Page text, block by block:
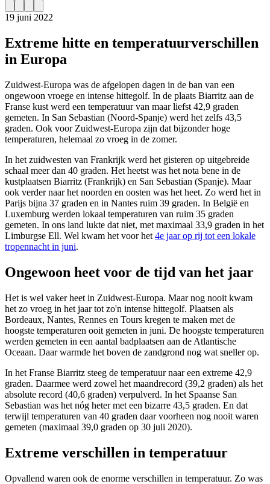
19 juni 2022
Extreme hitte en temperatuurverschillen
in Europa
Zuidwest-Europa was de afgelopen dagen in de ban van een
ongewoon vroege en intense hittegolf. In de plaats Biarritz aan de
Franse kust werd een temperatuur van maar liefst 42,9 graden
gemeten. In San Sebastian (Noord-Spanje) werd het zelfs 43,5
graden. Ook voor Zuidwest-Europa zijn dat bijzonder hoge
temperaturen, helemaal zo vroeg in de zomer.
In het zuidwesten van Frankrijk werd het gisteren op uitgebreide
schaal meer dan 40 graden. Het heetst was het nota bene in de
kustplaatsen Biarritz (Frankrijk) en San Sebastian (Spanje). Maar
ook verder naar het noorden en oosten was het heet. Zo werd het in
Parijs bijna 37 graden en in Nantes ruim 39 graden. In België en
Luxemburg werden lokaal temperaturen van ruim 35 graden
gemeten. In ons land lukte dat niet, met maximaal 33,9 graden in het
Limburgse Ell. Wel kwam het voor het 4e jaar op rij tot een lokale
tropennacht in juni.
Ongewoon heet voor de tijd van het jaar
Het is wel vaker heet in Zuidwest-Europa. Maar nog nooit kwam
het zo vroeg in het jaar tot zo'n intense hittegolf. Plaatsen als
Bordeaux, Nantes, Rennes en Tours kregen te maken met de
hoogste temperaturen ooit gemeten in juni. De hoogste temperaturen
werden gemeten in een aantal badplaatsen aan de Atlantische
Oceaan. Daar warmde het boven de zandgrond nog wat sneller op.
In het Franse Biarritz steeg de temperatuur naar een extreme 42,9
graden. Daarmee werd zowel het maandrecord (39,2 graden) als het
absolute record (40,6 graden) verpulverd. In het Spaanse San
Sebastian was het nóg heter met een bizarre 43,5 graden. En dat
terwijl temperaturen van 40 graden daar voorheen nog nooit waren
gemeten (maximaal 39,0 graden op 30 juli 2020).
Extreme verschillen in temperatuur
Opvallend waren ook de enorme verschillen in temperatuur. Zo was